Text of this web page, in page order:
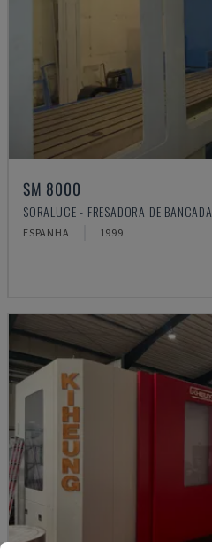
SM 8000
SORALUCE - FRESADORA DE BANCADA
ESPANHA 1999